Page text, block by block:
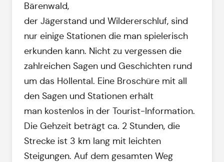
Bärenwald,
der Jägerstand und Wildererschluf, sind
nur einige Stationen die man spielerisch
erkunden kann. Nicht zu vergessen die
zahlreichen Sagen und Geschichten rund
um das Höllental. Eine Broschüre mit all
den Sagen und Stationen erhält
man kostenlos in der Tourist-Information.
Die Gehzeit beträgt ca. 2 Stunden, die
Strecke ist 3 km lang mit leichten
Steigungen. Auf dem gesamten Weg